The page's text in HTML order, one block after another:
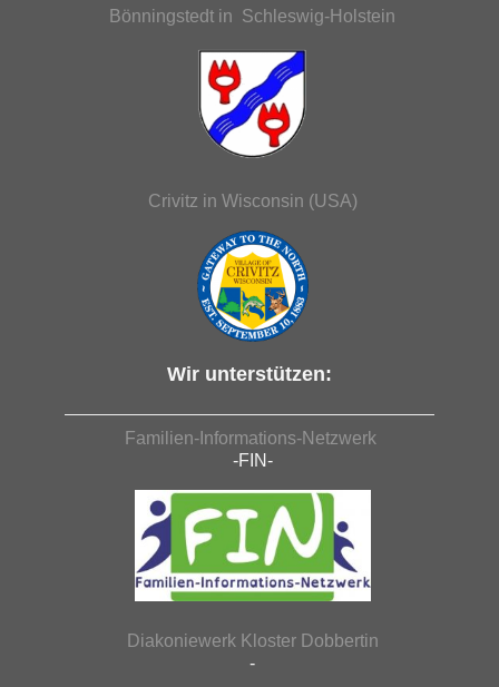
Bönningstedt in Schleswig-Holstein
Crivitz in Wisconsin (USA)
Wir unterstützen:
Familien-Informations-Netzwerk
-FIN-
Diakoniewerk Kloster Dobbertin
-